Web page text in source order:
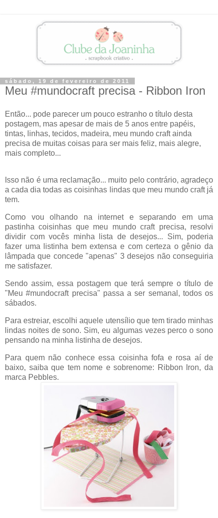
sábado, 19 de fevereiro de 2011
Meu #mundocraft precisa - Ribbon Iron
Então... pode parecer um pouco estranho o título desta
postagem, mas apesar de mais de 5 anos entre papéis,
tintas, linhas, tecidos, madeira, meu mundo craft ainda
precisa de muitas coisas para ser mais feliz, mais alegre,
mais completo...
Isso não é uma reclamação... muito pelo contrário, agradeço
a cada dia todas as coisinhas lindas que meu mundo craft já
tem.
Como vou olhando na internet e separando em uma
pastinha coisinhas que meu mundo craft precisa, resolvi
dividir com vocês minha lista de desejos... Sim, poderia
fazer uma listinha bem extensa e com certeza o gênio da
lâmpada que concede "apenas" 3 desejos não conseguiria
me satisfazer.
Sendo assim, essa postagem que terá sempre o título de
"Meu #mundocraft precisa" passa a ser semanal, todos os
sábados.
Para estreiar, escolhi aquele utensílio que tem tirado minhas
lindas noites de sono. Sim, eu algumas vezes perco o sono
pensando na minha listinha de desejos.
Para quem não conhece essa coisinha fofa e rosa aí de
baixo, saiba que tem nome e sobrenome: Ribbon Iron, da
marca Pebbles.